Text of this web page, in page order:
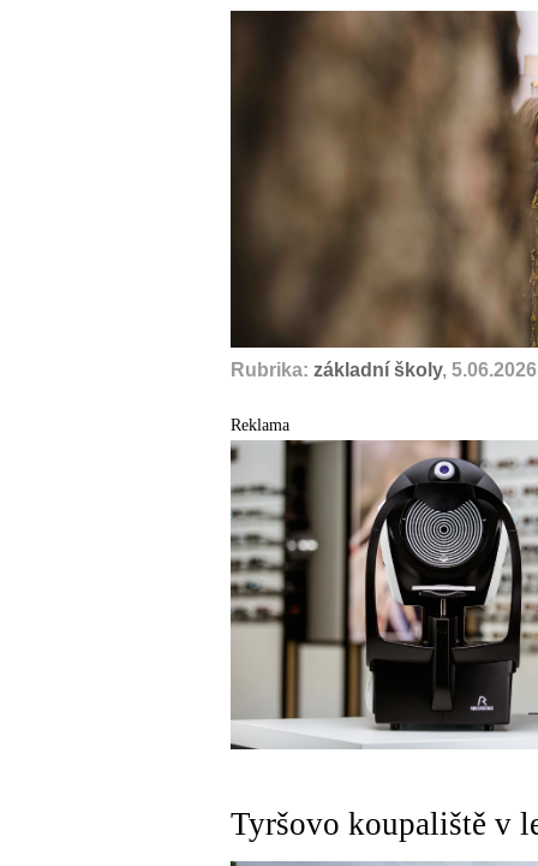
Rubrika: základní školy, 5.06.2026
Reklama
Tyršovo koupaliště v